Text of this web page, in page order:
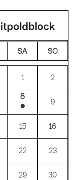
SA SO
1 2
8
9
15 16
22 23
29 30